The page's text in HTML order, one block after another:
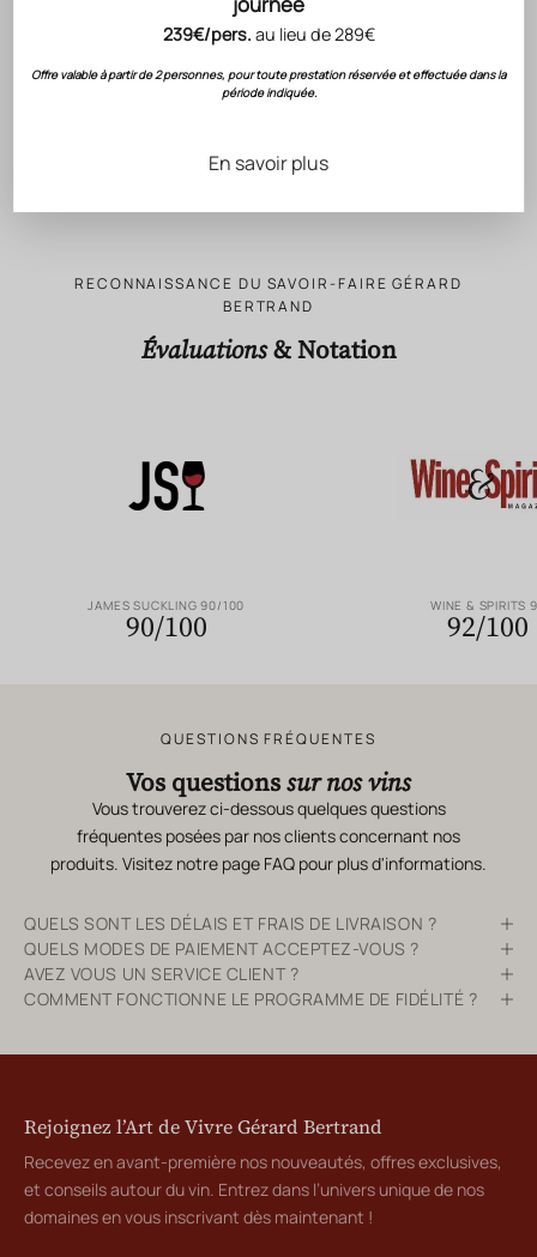
239€/pers. au lieu de 289€
Offre valable à partir de 2 personnes, pour toute prestation réservée et effectuée dans la
période indiquée.
En savoir plus
ACCORD METS & VINS PROPOSÉS PAR NOTRE CHEF
NOTE DE DÉGUSTATION
RECONNAISSANCE DU SAVOIR-FAIRE GÉRARD
BERTRAND
Évaluations& Notation
JAMES SUCKLING 90/100
90/100
WINE & SPIRITS
92/100
QUESTIONS FRÉQUENTES
Vos questionssur nos vins
Vous trouverez ci-dessous quelques questions
fréquentes posées par nos clients concernant nos
produits. Visitez notre page FAQ pour plus d'informations.
QUELS SONT LES DÉLAIS ET FRAIS DE LIVRAISON ?
QUELS MODES DE PAIEMENT ACCEPTEZ-VOUS ?
AVEZ VOUS UN SERVICE CLIENT ?
COMMENT FONCTIONNE LE PROGRAMME DE FIDÉLITÉ ?
Rejoignez l’Art de Vivre Gérard Bertrand
Recevez en avant-première nos nouveautés, offres exclusives,
et conseils autour du vin. Entrez dans l’univers unique de nos
domaines en vous inscrivant dès maintenant !